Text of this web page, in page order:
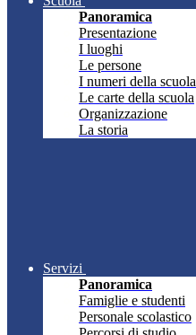
Panoramica
Presentazione
I luoghi
Le persone
I numeri della scuola
Le carte della scuola
Organizzazione
La storia
Servizi
Panoramica
Famiglie e studenti
Personale scolastico